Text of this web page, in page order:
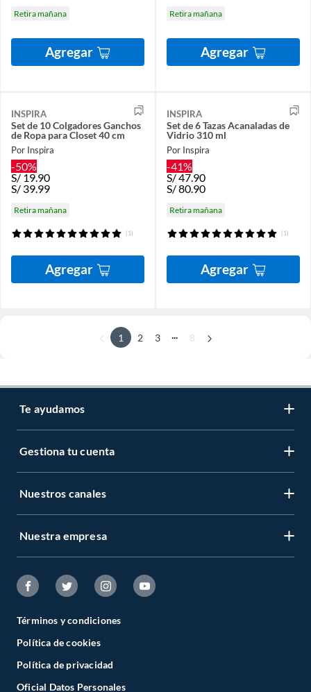
Retira mañana
Agregar
Retira mañana
Agregar
INSPIRA
Set de 10 Colgadores Ganchos
de Ropa para Closet 40 cm
Por Inspira
-50%
S/ 19.90
S/ 39.99
Retira mañana
(1)
Agregar
INSPIRA
Set de 6 Tazas Acanaladas de
Vidrio 310 ml
Por Inspira
-41%
S/47.90
S/80.90
Retira mañana
(1)
Agregar
1 2 3 ... 8
Te ayudamos
Gestiona tu cuenta
Nuestros canales
Nuestra empresa
Términos y condiciones
Política de cookies
Política de privacidad
Oficial Datos Personales